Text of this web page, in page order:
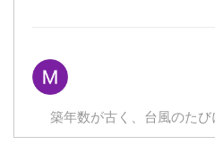
築年数が古く、台風のた